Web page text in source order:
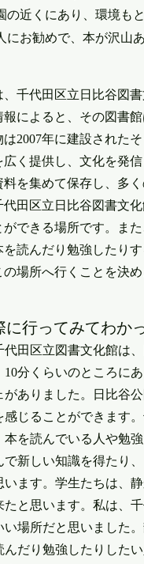
の近くにあり、環境も
にお勧めで、本が沢山
に行ってみてわか
田区立図書文化館は
10分くらいのところに
がありました。日比谷
感じることができます
本を読んでいる人や勉
で新しい知識を得たり
います。学生たちは、
たと思います。私は、
い場所だと思いました
んだり勉強したりした
千代田区立日比谷図
報によると、その図書
は2007年に建設された
広く提供し、文化を発
料を集めて保存し、多
代田区立日比谷図書文
ができる場所です。ま
を読んだり勉強したり
の場所へ行くことを決め